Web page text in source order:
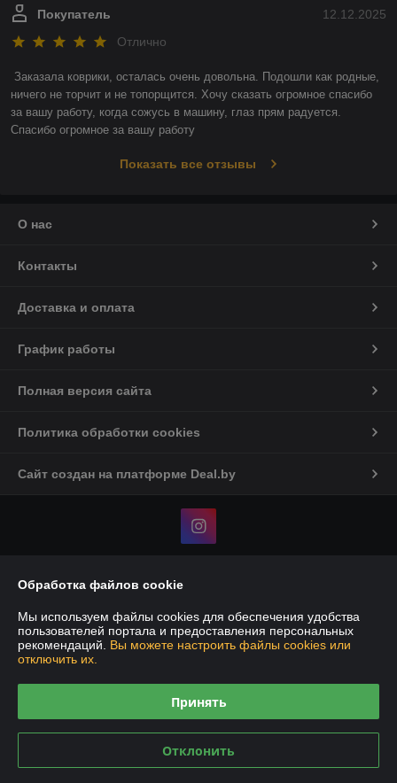
12.12.2025
Покупатель
Отлично
Заказала коврики, осталась очень довольна. Подошли как родные,
ничего не торчит и не топорщится. Хочу сказать огромное спасибо
за вашу работу, когда сожусь в машину, глаз прям радуется.
Спасибо огромное за вашу работу
Показать все отзывы
О нас
Контакты
Доставка и оплата
График работы
Полная версия сайта
Политика обработки cookies
Сайт создан на платформе Deal.by
Информация для покупателя
Юридическое лицо:ИП Говоруха Андрей Васильевич
Минская обл., Минский р-н, аг.Ждановичи, ул.Вокзальная, 29а
Регистрационный номер ЕГР: 191373649
УНП: 191373649
Регистрационный орган: исполком минского р-на
Дата регистрации компании: 31.01.2011
Ссылка на свидетельство/лицензию
Обработка файлов cookie
Мы используем файлы cookies для обеспечения удобства
пользователей портала и предоставления персональных
рекомендаций. Вы можете настроить файлы cookies или
отключить их.
Принять
Отклонить